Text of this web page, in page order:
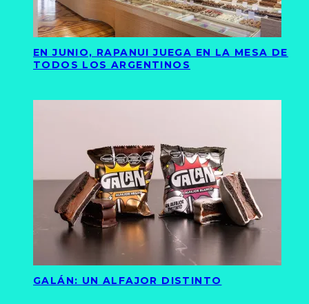
EN JUNIO, RAPANUI JUEGA EN LA MESA DE
TODOS LOS ARGENTINOS
GALÁN: UN ALFAJOR DISTINTO